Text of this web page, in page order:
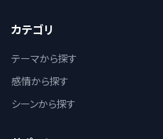
カテゴリ
テーマから探す
感情から探す
シーンから探す